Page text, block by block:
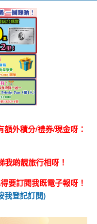
外積分/禮券/現金呀：
我啲靚旅行相呀！
要訂閱我既電子報呀！
我登記訂閱)